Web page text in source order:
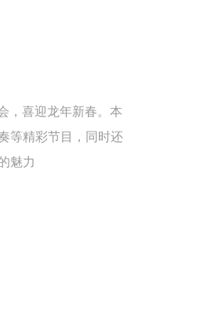
，喜迎龙年新春。本
等精彩节目，同时还
魅力